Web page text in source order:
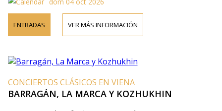
ENTRADAS VER MÁS INFORMACIÓN
CONCIERTOS CLÁSICOS EN VIENA
BARRAGÁN, LA MARCA Y KOZHUKHIN